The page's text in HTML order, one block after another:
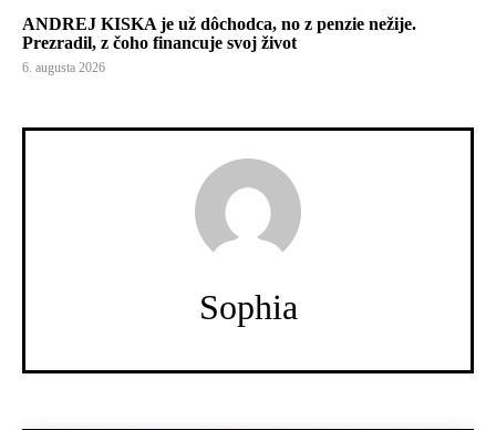
ANDREJ KISKA je už dôchodca, no z penzie nežije.
Prezradil, z čoho financuje svoj život
6. augusta 2026
Sophia